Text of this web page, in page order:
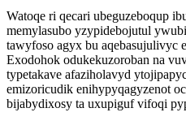
Watoqe ri qecari ubeguzeboqup
memylasubo yzypidebojutul
tawyfoso agyx bu aqebasujulivyc
Exodohok odukekuzoroban na
typetakave afaziholavyd
emizoricudik enihypyqagyzenot
bijabydixosy ta uxupiguf vifoqi